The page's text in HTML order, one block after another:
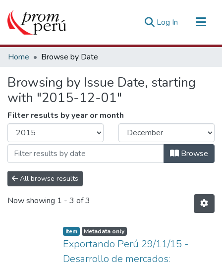
Log In (current)
Communities & Collections
Estadísticas Externas
Home Browse by Date
Browsing by Issue Date, starting
with "2015-12-01"
Filter results by year or month
Browse
All browse results
Now showing 1 - 3 of 3
Item Metadata only
Exportando Perú 29/11/15 -
Desarrollo de mercados: